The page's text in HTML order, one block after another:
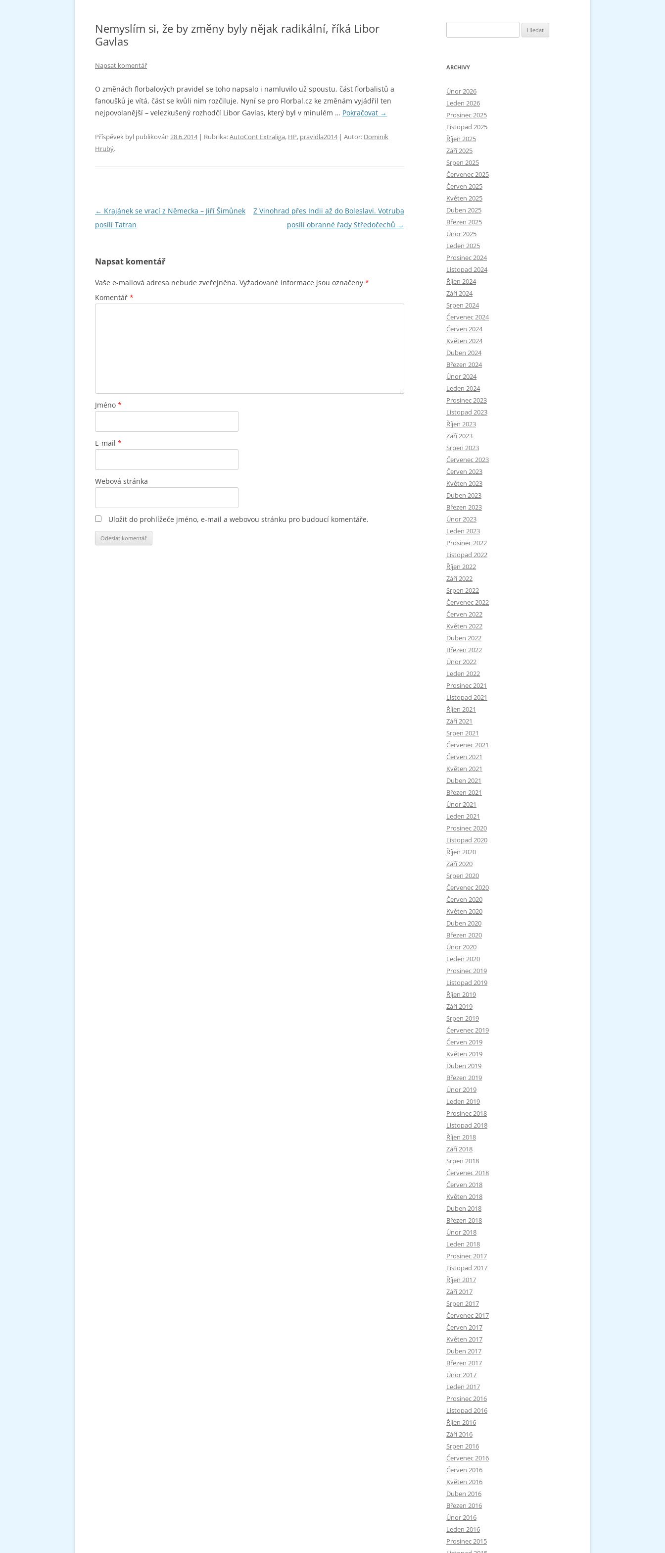
Nemyslím si, že by změny byly nějak radikální, říká Libor
Gavlas
Napsat komentář
O změnách florbalových pravidel se toho napsalo i namluvilo už spoustu, část florbalistů a
fanoušků je vítá, část se kvůli nim rozčiluje. Nyní se pro Florbal.cz ke změnám vyjádřil ten
nejpovolanější – velezkušený rozhodčí Libor Gavlas, který byl v minulém … Pokračovat →
Příspěvek byl publikován 28.6.2014| Rubrika:AutoCont Extraliga, HP, pravidla2014| Autor: Dominik
Hrubý.
Navigace
pro
← Krajánek se vrací z Německa – Jiří Šimůnek
posílí Tatran
Z Vinohrad přes Indii až do Boleslavi. Votruba
posílí obranné řady Středočechů →
Napsat komentář
Vaše e-mailová adresa nebude zveřejněna. Vyžadované informace jsou označeny *
Komentář *
Jméno *
E-mail *
Webová stránka
Uložit do prohlížeče jméno, e-mail a webovou stránku pro budoucí komentáře.
ARCHIVY
Únor 2026
Leden 2026
Prosinec 2025
Listopad 2025
Říjen 2025
Září 2025
Srpen 2025
Červenec 2025
Červen 2025
Květen 2025
Duben 2025
Březen 2025
Únor 2025
Leden 2025
Prosinec 2024
Listopad 2024
Říjen 2024
Září 2024
Srpen 2024
Červenec 2024
Červen 2024
Květen 2024
Duben 2024
Březen 2024
Únor 2024
Leden 2024
Prosinec 2023
Listopad 2023
Říjen 2023
Září 2023
Srpen 2023
Červenec 2023
Červen 2023
Květen 2023
Duben 2023
Březen 2023
Únor 2023
Leden 2023
Prosinec 2022
Listopad 2022
Říjen 2022
Září 2022
Srpen 2022
Červenec 2022
Červen 2022
Květen 2022
Duben 2022
Březen 2022
Únor 2022
Leden 2022
Prosinec 2021
Listopad 2021
Říjen 2021
Září 2021
Srpen 2021
Červenec 2021
Červen 2021
Květen 2021
Duben 2021
Březen 2021
Únor 2021
Leden 2021
Prosinec 2020
Listopad 2020
Říjen 2020
Září 2020
Srpen 2020
Červenec 2020
Červen 2020
Květen 2020
Duben 2020
Březen 2020
Únor 2020
Leden 2020
Prosinec 2019
Listopad 2019
Říjen 2019
Září 2019
Srpen 2019
Červenec 2019
Červen 2019
Květen 2019
Duben 2019
Březen 2019
Únor 2019
Leden 2019
Prosinec 2018
Listopad 2018
Říjen 2018
Září 2018
Srpen 2018
Červenec 2018
Červen 2018
Květen 2018
Duben 2018
Březen 2018
Únor 2018
Leden 2018
Prosinec 2017
Listopad 2017
Říjen 2017
Září 2017
Srpen 2017
Červenec 2017
Červen 2017
Květen 2017
Duben 2017
Březen 2017
Únor 2017
Leden 2017
Prosinec 2016
Listopad 2016
Říjen 2016
Září 2016
Srpen 2016
Červenec 2016
Červen 2016
Květen 2016
Duben 2016
Březen 2016
Únor 2016
Leden 2016
Prosinec 2015